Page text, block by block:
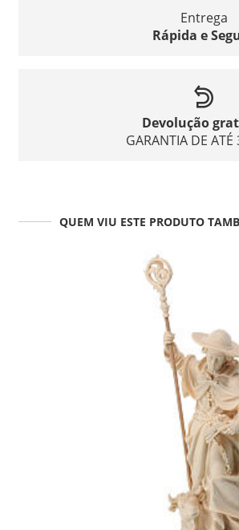
Entrega
Rápida e
Devolução
GARANTIA DE ATÉ
QUEM VIU ESTE PRODUTO